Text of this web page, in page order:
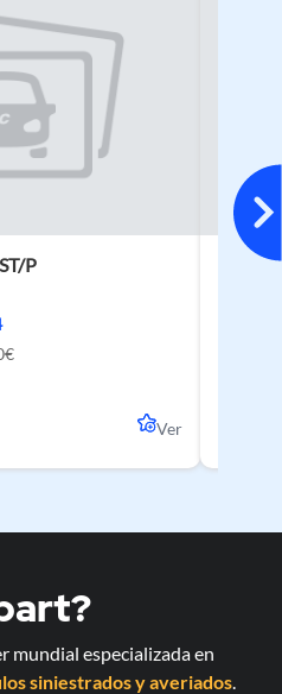
P
Ver
2026
mundial especializada en
siniestrados y averiados